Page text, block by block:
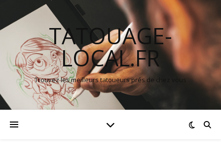
TATOUAGE-
LOCAL.FR
Trouvez les meilleurs tatoueurs prés de chez vous